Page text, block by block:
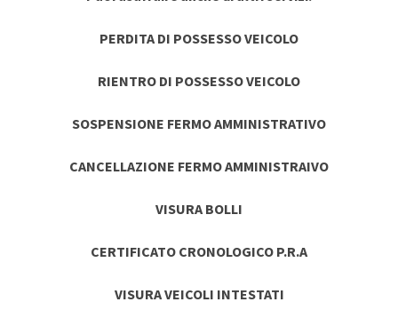
PERDITA DI POSSESSO VEICOLO
RIENTRO DI POSSESSO VEICOLO
SOSPENSIONE FERMO AMMINISTRATIVO
CANCELLAZIONE FERMO AMMINISTRAIVO
VISURA BOLLI
CERTIFICATO CRONOLOGICO P.R.A
VISURA VEICOLI INTESTATI